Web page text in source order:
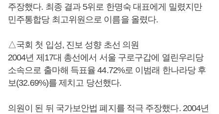
주장했다. 최종 결과 5위로 한명숙 대표에게 밀렸지만
민주통합당 최고위원으로 이름을 올렸다.
△국회 첫 입성, 진보 성향 초선 의원
2004년 제17대 총선에서 서울 구로구갑에 열린우리당
소속으로 출마해 득표율 44.72%로 이범래 한나라당 후
보(32.69%)를 제치고 당선했다.
의원이 된 뒤 국가보안법 폐지를 적극 주장했다. 2004년